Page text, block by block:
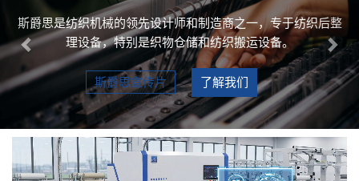
斯爵思是纺织机械的领先设计师和制造商之一，专于纺织后整
理设备，特别是织物仓储和纺织搬运设备。
斯爵思宣传片 了解我们